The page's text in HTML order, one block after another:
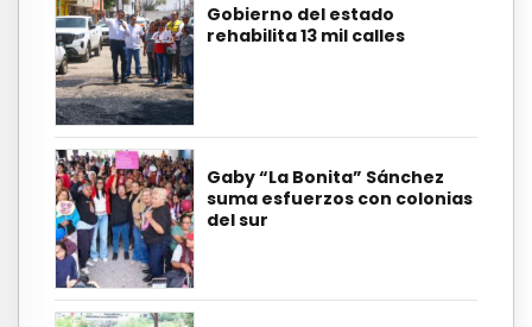
Gobierno del estado
rehabilita 13 mil calles
Gaby “La Bonita” Sánchez
suma esfuerzos con colonias
del sur